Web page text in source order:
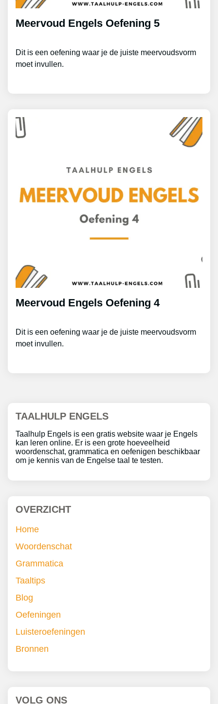
Meervoud Engels Oefening 5
Dit is een oefening waar je de juiste meervoudsvorm
moet invullen.
Meervoud Engels Oefening 4
Dit is een oefening waar je de juiste meervoudsvorm
moet invullen.
TAALHULP ENGELS
Taalhulp Engels is een gratis website waar je Engels
kan leren online. Er is een grote hoeveelheid
woordenschat, grammatica en oefenigen beschikbaar
om je kennis van de Engelse taal te testen.
OVERZICHT
Home
Woordenschat
Grammatica
Taaltips
Blog
Oefeningen
Luisteroefeningen
Bronnen
VOLG ONS